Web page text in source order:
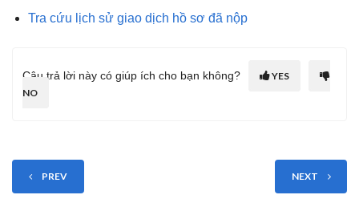
Tra cứu lịch sử giao dịch hồ sơ đã nộp
Câu trả lời này có giúp ích cho bạn không?
YES
NO
PREV NEXT